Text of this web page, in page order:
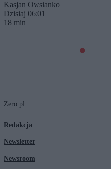
Kasjan Owsianko
Dzisiaj 06:01
18 min
Zero.pl
Redakcja
Newsletter
Newsroom